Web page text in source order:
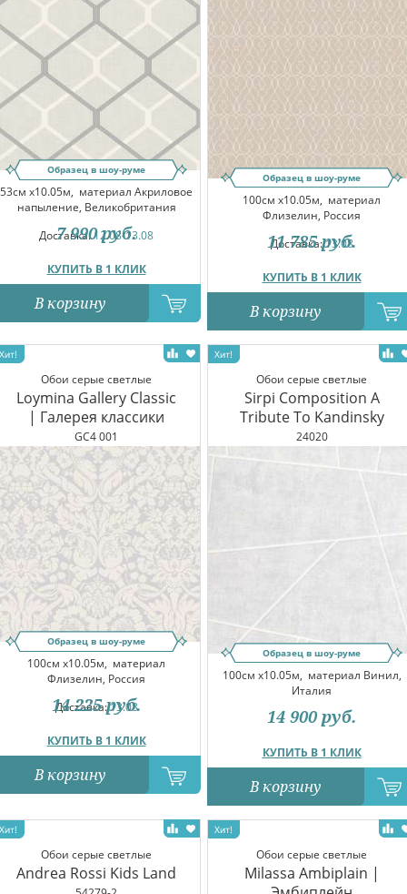
Образец в шоу-руме
53см x10.05м, материал Акриловое
напыление, Великобритания
Доставка:12.08-13.08
КУПИТЬ В 1 КЛИК
7 990 руб.
В корзину
Образец в шоу-руме
100см x10.05м, материал
Флизелин, Россия
Доставка:13.08
КУПИТЬ В 1 КЛИК
11 785 руб.
В корзину
Обои серые светлые
Loymina Gallery Classic
| Галерея классики
GC4 001
Образец в шоу-руме
100см x10.05м, материал
Флизелин, Россия
Доставка:13.08
КУПИТЬ В 1 КЛИК
14 225 руб.
В корзину
Обои серые светлые
Sirpi Composition A
Tribute To Kandinsky
24020
Образец в шоу-руме
100см x10.05м, материал Винил,
Италия
КУПИТЬ В 1 КЛИК
14 900 руб.
В корзину
Обои серые светлые
Andrea Rossi Kids Land
Обои серые светлые
Milassa Ambiplain |